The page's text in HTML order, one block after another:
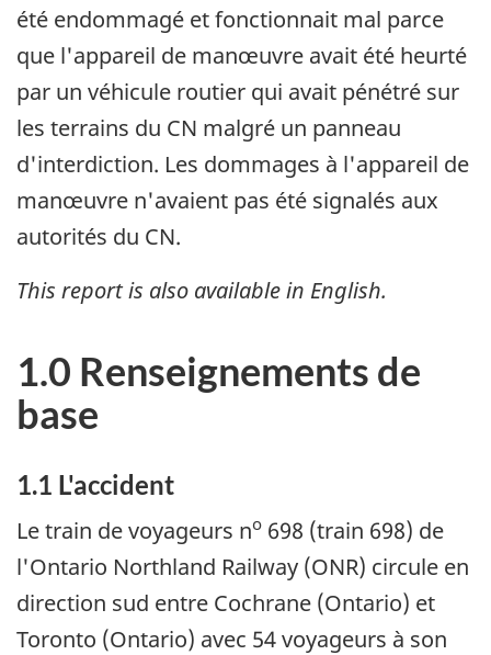
été endommagé et fonctionnait mal parce
que l'appareil de manœuvre avait été heurté
par un véhicule routier qui avait pénétré sur
les terrains du CN malgré un panneau
d'interdiction. Les dommages à l'appareil de
manœuvre n'avaient pas été signalés aux
autorités du CN.
This report is also available in English.
1.0 Renseignements de
base
1.1 L'accident
Le train de voyageurs no 698 (train 698) de
l'Ontario Northland Railway (ONR) circule en
direction sud entre Cochrane (Ontario) et
Toronto (Ontario) avec 54 voyageurs à son